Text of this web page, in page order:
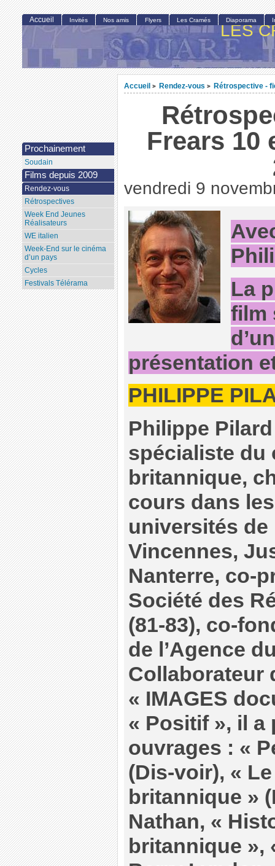
LES
Accueil > Rendez-vous > Rétrospective -
Frears 10
vendredi 9
La
film
présentation
PHILIPPE
Philippe
spécialiste du
britannique,
cours dans les
universités de
Vincennes,
Nanterre, co-
Société des
(81-83), co-
de l’Agence
Collaborateur
« IMAGES
« Positif », il a
ouvrages : «
(Dis-voir), «
britannique »
Nathan, «
britannique »,
Accueil Invités Nos amis Flyers Les Cramés Diaporama
Prochainement
Soudain
Films depuis 2009
Rendez-vous
Rétrospectives
Week End Jeunes
Réalisateurs
WE italien
Week-End sur le cinéma
d’un pays
Cycles
Festivals Télérama